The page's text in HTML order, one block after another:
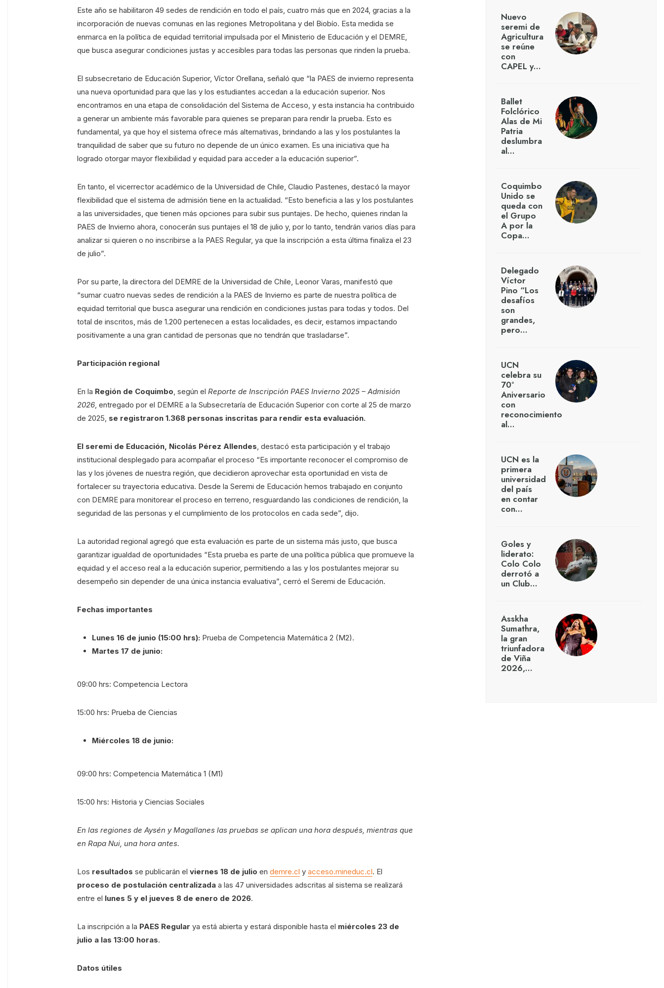
Este año se habilitaron 49 sedes de rendición en todo el país, cuatro más que en 2024, gracias a la
incorporación de nuevas comunas en las regiones Metropolitana y del Biobío. Esta medida se
enmarca en la política de equidad territorial impulsada por el Ministerio de Educación y el DEMRE,
que busca asegurar condiciones justas y accesibles para todas las personas que rinden la prueba.
El subsecretario de Educación Superior, Víctor Orellana, señaló que “la PAES de invierno representa
una nueva oportunidad para que las y los estudiantes accedan a la educación superior. Nos
encontramos en una etapa de consolidación del Sistema de Acceso, y esta instancia ha contribuido
a generar un ambiente más favorable para quienes se preparan para rendir la prueba. Esto es
fundamental, ya que hoy el sistema ofrece más alternativas, brindando a las y los postulantes la
tranquilidad de saber que su futuro no depende de un único examen. Es una iniciativa que ha
logrado otorgar mayor flexibilidad y equidad para acceder a la educación superior”.
En tanto, el vicerrector académico de la Universidad de Chile, Claudio Pastenes, destacó la mayor
flexibilidad que el sistema de admisión tiene en la actualidad. “Esto beneficia a las y los postulantes
a las universidades, que tienen más opciones para subir sus puntajes. De hecho, quienes rindan la
PAES de Invierno ahora, conocerán sus puntajes el 18 de julio y, por lo tanto, tendrán varios días para
analizar si quieren o no inscribirse a la PAES Regular, ya que la inscripción a esta última finaliza el 23
de julio”.
Por su parte, la directora del DEMRE de la Universidad de Chile, Leonor Varas, manifestó que
“sumar cuatro nuevas sedes de rendición a la PAES de Invierno es parte de nuestra política de
equidad territorial que busca asegurar una rendición en condiciones justas para todas y todos. Del
total de inscritos, más de 1.200 pertenecen a estas localidades, es decir, estamos impactando
positivamente a una gran cantidad de personas que no tendrán que trasladarse”.
Participación regional
En la Región de Coquimbo, según el Reporte de Inscripción PAES Invierno 2025 – Admisión
2026, entregado por el DEMRE a la Subsecretaría de Educación Superior con corte al 25 de marzo
de 2025, se registraron 1.368 personas inscritas para rendir esta evaluación.
El seremi de Educación, Nicolás Pérez Allendes, destacó esta participación y el trabajo
institucional desplegado para acompañar el proceso “Es importante reconocer el compromiso de
las y los jóvenes de nuestra región, que decidieron aprovechar esta oportunidad en vista de
fortalecer su trayectoria educativa. Desde la Seremi de Educación hemos trabajado en conjunto
con DEMRE para monitorear el proceso en terreno, resguardando las condiciones de rendición, la
seguridad de las personas y el cumplimiento de los protocolos en cada sede”, dijo.
La autoridad regional agregó que esta evaluación es parte de un sistema más justo, que busca
garantizar igualdad de oportunidades “Esta prueba es parte de una política pública que promueve la
equidad y el acceso real a la educación superior, permitiendo a las y los postulantes mejorar su
desempeño sin depender de una única instancia evaluativa”, cerró el Seremi de Educación.
Fechas importantes
Lunes 16 de junio (15:00 hrs): Prueba de Competencia Matemática 2 (M2).
Martes 17 de junio:
09:00 hrs: Competencia Lectora
15:00 hrs: Prueba de Ciencias
Miércoles 18 de junio:
09:00 hrs: Competencia Matemática 1 (M1)
15:00 hrs: Historia y Ciencias Sociales
En las regiones de Aysén y Magallanes las pruebas se aplican una hora después, mientras que
en Rapa Nui, una hora antes.
Los resultados se publicarán el viernes 18 de julio en demre.cl y acceso.mineduc.cl. El
proceso de postulación centralizada a las 47 universidades adscritas al sistema se realizará
entre el lunes 5 y el jueves 8 de enero de 2026.
La inscripción a la PAES Regular ya está abierta y estará disponible hasta el miércoles 23 de
julio a las 13:00 horas.
Datos útiles
Nuevo
seremi de
Agricultura
se reúne
con
CAPEL y…
Ballet
Folclórico
Alas de Mi
Patria
deslumbra
al…
Coquimbo
Unido se
queda con
el Grupo
A por la
Copa…
Delegado
Víctor
Pino “Los
desafíos
son
grandes,
pero…
UCN
celebra su
70°
Aniversario
con
reconocimiento
al…
UCN es la
primera
universidad
del país
en contar
con…
Goles y
liderato:
Colo Colo
derrotó a
un Club…
Asskha
Sumathra,
la gran
triunfadora
de Viña
2026,…